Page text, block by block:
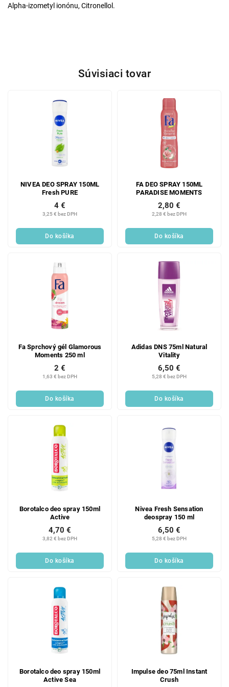
Súvisiaci tovar
NIVEA DEO SPRAY 150ML
Fresh PURE
3,25 € bez DPH
4 €
Do košíka
FA DEO SPRAY 150ML
PARADISE MOMENTS
2,28 € bez DPH
2,80 €
Do košíka
Fa Sprchový gél Glamorous
Moments 250 ml
1,63 € bez DPH
2 €
Do košíka
Adidas DNS 75ml Natural
Vitality
5,28 € bez DPH
6,50 €
Do košíka
Borotalco deo spray 150ml
Active
3,82 € bez DPH
4,70 €
Do košíka
Nivea Fresh Sensation
deospray 150 ml
5,28 € bez DPH
6,50 €
Do košíka
Borotalco deo spray 150ml
Active Sea
Impulse deo 75ml Instant
Crush
Alpha-izometyl ionónu, Citronellol.